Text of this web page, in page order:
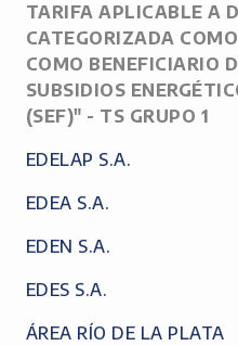
TARIFA APLICABLE A
CATEGORIZADA
COMO BENEFICIARIO
SUBSIDIOS
(SEF)" - TS GRUPO 1
EDELAP S.A.
EDEA S.A.
EDEN S.A.
EDES S.A.
ÁREA RÍO DE LA PLATA